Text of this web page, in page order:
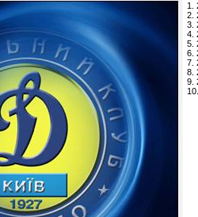
1.
2.
3.
4.
5.
6.
7.
8.
9.